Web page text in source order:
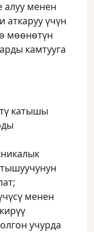
алуу менен
үчүн
мөөнөтүн
камтууга
катышы
менен
учурда